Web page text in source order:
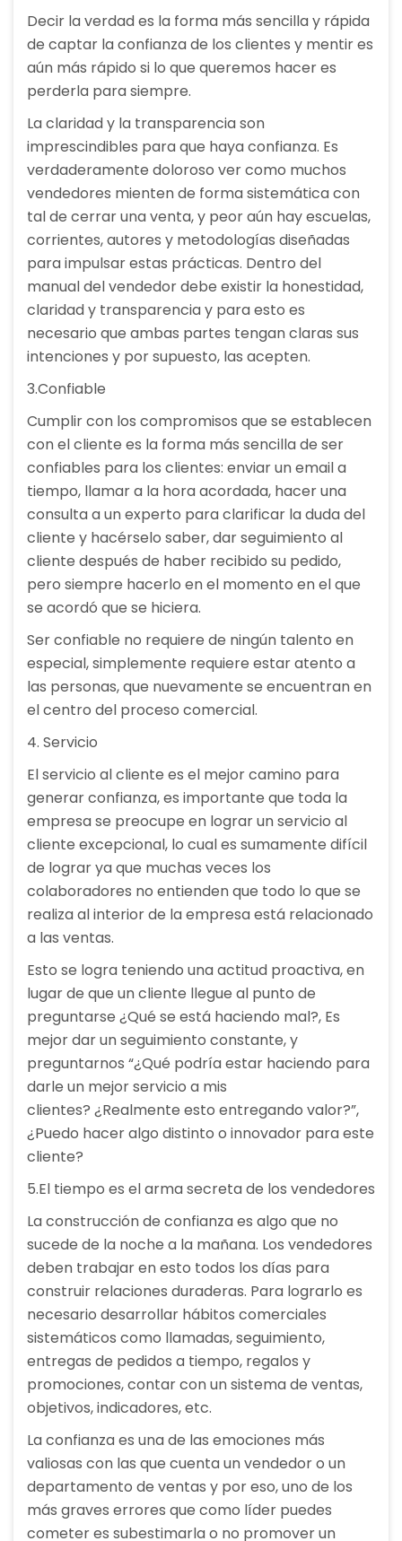
Decir la verdad es la forma más sencilla y rápida
de captar la confianza de los clientes y mentir es
aún más rápido si lo que queremos hacer es
perderla para siempre.
La claridad y la transparencia son
imprescindibles para que haya confianza. Es
verdaderamente doloroso ver como muchos
vendedores mienten de forma sistemática con
tal de cerrar una venta, y peor aún hay escuelas,
corrientes, autores y metodologías diseñadas
para impulsar estas prácticas. Dentro del
manual del vendedor debe existir la honestidad,
claridad y transparencia y para esto es
necesario que ambas partes tengan claras sus
intenciones y por supuesto, las acepten.
3.Confiable
Cumplir con los compromisos que se establecen
con el cliente es la forma más sencilla de ser
confiables para los clientes: enviar un email a
tiempo, llamar a la hora acordada, hacer una
consulta a un experto para clarificar la duda del
cliente y hacérselo saber, dar seguimiento al
cliente después de haber recibido su pedido,
pero siempre hacerlo en el momento en el que
se acordó que se hiciera.
Ser confiable no requiere de ningún talento en
especial, simplemente requiere estar atento a
las personas, que nuevamente se encuentran en
el centro del proceso comercial.
4. Servicio
El servicio al cliente es el mejor camino para
generar confianza, es importante que toda la
empresa se preocupe en lograr un servicio al
cliente excepcional, lo cual es sumamente difícil
de lograr ya que muchas veces los
colaboradores no entienden que todo lo que se
realiza al interior de la empresa está relacionado
a las ventas.
Esto se logra teniendo una actitud proactiva, en
lugar de que un cliente llegue al punto de
preguntarse ¿Qué se está haciendo mal?, Es
mejor dar un seguimiento constante, y
preguntarnos “¿Qué podría estar haciendo para
darle un mejor servicio a mis
clientes? ¿Realmente esto entregando valor?”,
¿Puedo hacer algo distinto o innovador para este
cliente?
5.El tiempo es el arma secreta de los vendedores
La construcción de confianza es algo que no
sucede de la noche a la mañana. Los vendedores
deben trabajar en esto todos los días para
construir relaciones duraderas. Para lograrlo es
necesario desarrollar hábitos comerciales
sistemáticos como llamadas, seguimiento,
entregas de pedidos a tiempo, regalos y
promociones, contar con un sistema de ventas,
objetivos, indicadores, etc.
La confianza es una de las emociones más
valiosas con las que cuenta un vendedor o un
departamento de ventas y por eso, uno de los
más graves errores que como líder puedes
cometer es subestimarla o no promover un